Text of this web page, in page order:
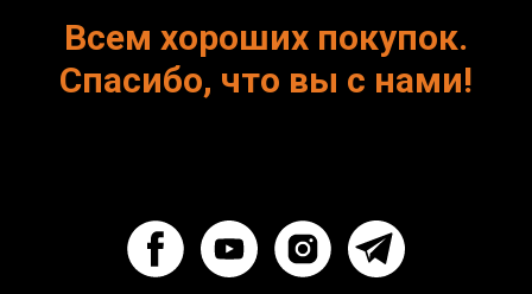
Всем хороших покупок.
Спасибо, что вы с нами!